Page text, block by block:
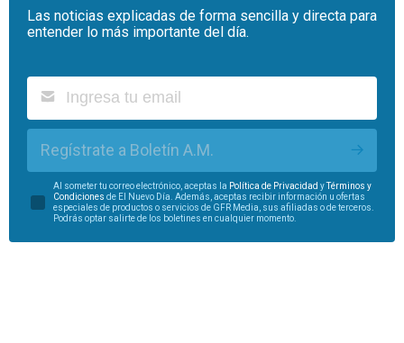
Las noticias explicadas de forma sencilla y directa para
entender lo más importante del día.
Regístrate a Boletín A.M.
Al someter tu correo electrónico, aceptas la Política de Privacidad yTérminos y
Condiciones de El Nuevo Día. Además, aceptas recibir información u ofertas
especiales de productos o servicios de GFR Media, sus afiliadas o de terceros.
Podrás optar salirte de los boletines en cualquier momento.